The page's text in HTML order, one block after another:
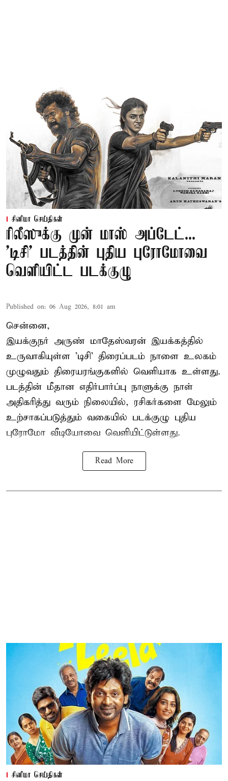
சினிமா செய்திகள்
ரிலீஸுக்கு முன் மாஸ் அப்டேட்...
'டிசி' படத்தின் புதிய புரோமோவை
வெளியிட்ட படக்குழு
Published on: 06 Aug 2026, 8:01 am
சென்னை,
இயக்குநர் அருண் மாதேஸ்வரன் இயக்கத்தில்
உருவாகியுள்ள 'டிசி' திரைப்படம் நாளை உலகம்
முழுவதும் திரையரங்குகளில் வெளியாக உள்ளது.
படத்தின் மீதான எதிர்பார்ப்பு நாளுக்கு நாள்
அதிகரித்து வரும் நிலையில், ரசிகர்களை மேலும்
உற்சாகப்படுத்தும் வகையில் படக்குழு புதிய
புரோமோ வீடியோவை வெளியிட்டுள்ளது.
Read More
சினிமா செய்திகள்